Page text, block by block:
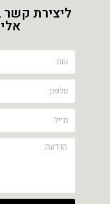
ליצירת קשר